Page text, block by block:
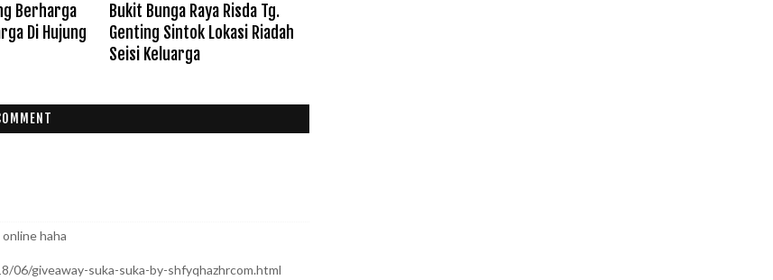
Berharga
Di Hujung
Bukit Bunga Raya Risda Tg.
Genting Sintok Lokasi Riadah
Seisi Keluarga
haha
06/giveaway-suka-suka-by-shfyqhazhrcom.html